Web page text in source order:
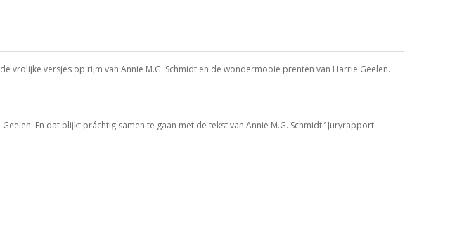
vrolijke versjes op rijm van Annie M.G. Schmidt en de wondermooie prenten van Harrie Geelen.
En dat blijkt práchtig samen te gaan met de tekst van Annie M.G. Schmidt.’ Juryrapport